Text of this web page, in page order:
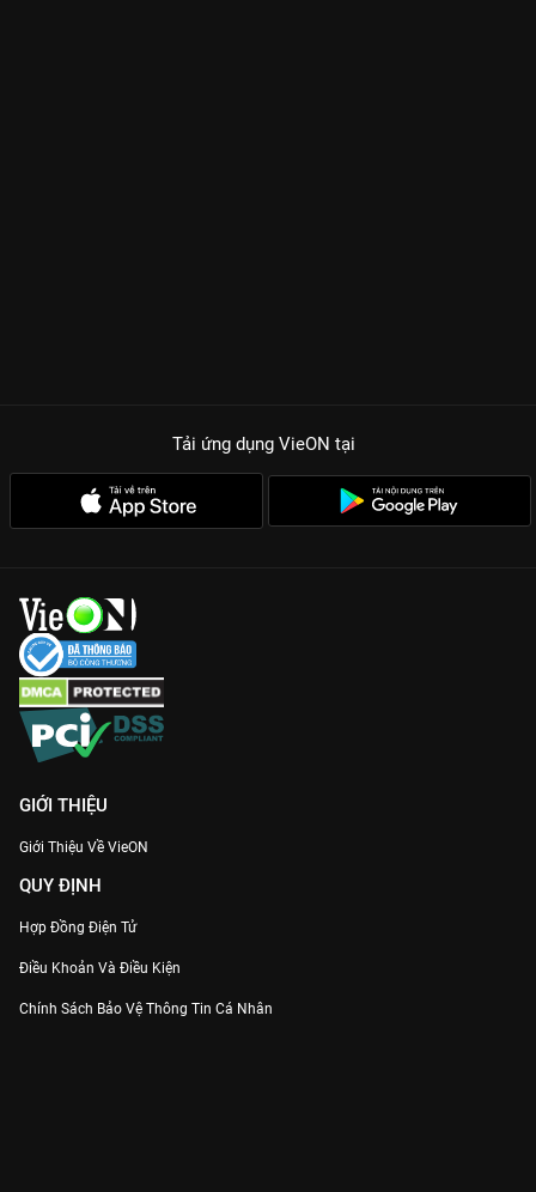
Tải ứng dụng VieON tại
GIỚI THIỆU
Giới Thiệu Về VieON
QUY ĐỊNH
Hợp Đồng Điện Tử
Điều Khoản Và Điều Kiện
Chính Sách Bảo Vệ Thông Tin Cá Nhân